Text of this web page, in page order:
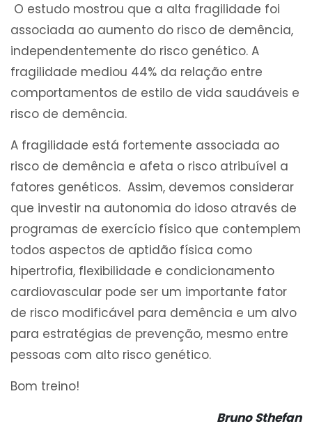
O estudo mostrou que a alta fragilidade foi
associada ao aumento do risco de demência,
independentemente do risco genético. A
fragilidade mediou 44% da relação entre
comportamentos de estilo de vida saudáveis ​​e
risco de demência.
A fragilidade está fortemente associada ao
risco de demência e afeta o risco atribuível a
fatores genéticos. Assim, devemos considerar
que investir na autonomia do idoso através de
programas de exercício físico que contemplem
todos aspectos de aptidão física como
hipertrofia, flexibilidade e condicionamento
cardiovascular pode ser um importante fator
de risco modificável para demência e um alvo
para estratégias de prevenção, mesmo entre
pessoas com alto risco genético.
Bom treino!
Bruno Sthefan